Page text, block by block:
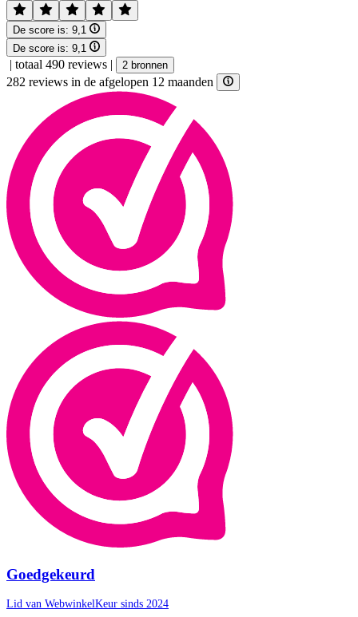
De score is: 9,1
De score is: 9,1
| totaal 490 reviews | 2 bronnen
282 reviews in de afgelopen 12 maanden
Goedgekeurd
Lid van WebwinkelKeur sinds 2024